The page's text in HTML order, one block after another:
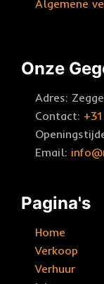
Algemene
Onze
Adres:
Contact:
Email:
Pagina's
Home
Verkoop
Verhuur